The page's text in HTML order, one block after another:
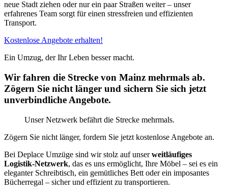
neue Stadt ziehen oder nur ein paar Straßen weiter – unser
erfahrenes Team sorgt für einen stressfreien und effizienten
Transport.
Kostenlose Angebote erhalten!
Ein Umzug, der Ihr Leben besser macht.
Wir fahren die Strecke von Mainz mehrmals ab.
Zögern Sie nicht länger und sichern Sie sich jetzt
unverbindliche Angebote.
Unser Netzwerk befährt die Strecke mehrmals.
Zögern Sie nicht länger, fordern Sie jetzt kostenlose Angebote an.
Bei Deplace Umzüge sind wir stolz auf unserweitläufiges
Logistik-Netzwerk, das es uns ermöglicht, Ihre Möbel – sei es ein
eleganter Schreibtisch, ein gemütliches Bett oder ein imposantes
Bücherregal – sicher und effizient zu transportieren.